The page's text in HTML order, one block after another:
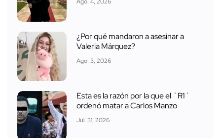
Ago. 4, 2026
¿Por qué mandaron a asesinar a
Valeria Márquez?
Ago. 3, 2026
Esta es la razón por la que el ´R1´
ordenó matar a Carlos Manzo
Jul. 31, 2026